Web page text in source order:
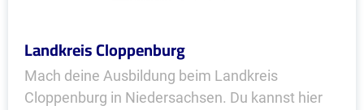
Landkreis Cloppenburg
Mach deine Ausbildung beim Landkreis
Cloppenburg in Niedersachsen. Du kannst hier